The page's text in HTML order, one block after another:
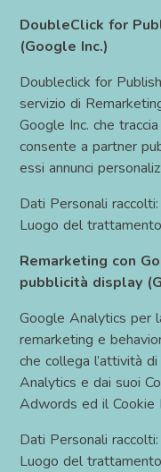
DoubleClick for
(Google Inc.)
Doubleclick for
servizio di
Google Inc. che
consente a partner
essi annunci
Dati Personali
Luogo del
Remarketing con
pubblicità display
Google Analytics per
remarketing e
che collega l’attività
Analytics e dai suoi
Adwords ed il Cookie
Dati Personali
Luogo del